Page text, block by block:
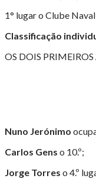
1° lugar o Clube
Classificação
OS DOIS PRIMEIROS
Nuno Jerónimo
Carlos Gens o 10.º;
Jorge Torres o 4.º